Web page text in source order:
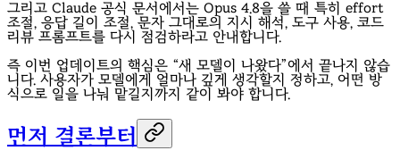
그리고 Claude 공식 문서에서는 Opus 4.8을 쓸 때 특히 effort
조절, 응답 길이 조절, 문자 그대로의 지시 해석, 도구 사용, 코드
리뷰 프롬프트를 다시 점검하라고 안내합니다.
즉 이번 업데이트의 핵심은 “새 모델이 나왔다”에서 끝나지 않습
니다. 사용자가 모델에게 얼마나 깊게 생각할지 정하고, 어떤 방
식으로 일을 나눠 맡길지까지 같이 봐야 합니다.
먼저 결론부터